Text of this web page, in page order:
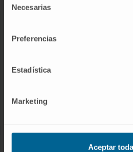
Necesarias
Preferencias
Estadística
Marketing
Aceptar